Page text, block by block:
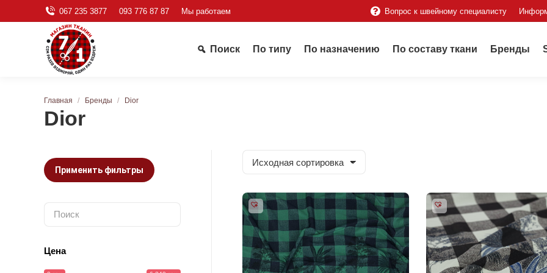
067 235 3877 093 776 87 87 Мы работаем Вопрос к швейному специалисту
Поиск По типу По назначению По составу ткани Бренды
Dior
Вы здесь:
Главная Бренды Dior
Применить фильтры
Цена